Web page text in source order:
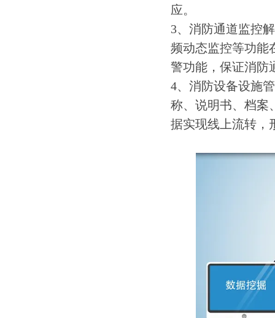
应。
3、消防通道监控
频动态监控等功能
警功能，保证消防
4、消防设备设施
称、说明书、档案
据实现线上流转，